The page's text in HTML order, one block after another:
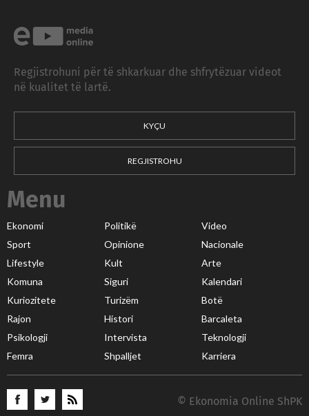
Regjistrohuni për të shkarkuar dhe shfrytëzuar videot
në kualitet të lartë.
KYÇU
REGJISTROHU
Menu
Ekonomi Politikë
Video
Sport
Opinione
Nacionale
Lifestyle
Kult
Arte
Komuna
Siguri
Kalendari
Kuriozitete
Turizëm
Botë
Rajon
Histori
Barcaleta
Psikologji
Intervista
Teknologji
Femra
Shpalljet Karriera
© Ekonomia Online ShPK